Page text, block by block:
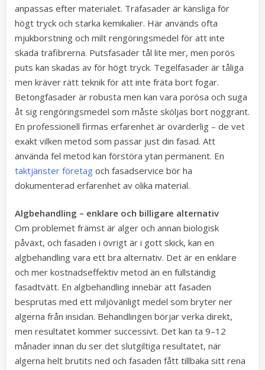
anpassas efter materialet. Träfasader är känsliga för
högt tryck och starka kemikalier. Här används ofta
mjukborstning och milt rengöringsmedel för att inte
skada träfibrerna. Putsfasader tål lite mer, men porös
puts kan skadas av för högt tryck. Tegelfasader är tåliga
men kräver rätt teknik för att inte fräta bort fogar.
Betongfasader är robusta men kan vara porösa och suga
åt sig rengöringsmedel som måste sköljas bort noggrant.
En professionell firmas erfarenhet är ovärderlig – de vet
exakt vilken metod som passar just din fasad. Att
använda fel metod kan förstöra ytan permanent. En
taktjänster företag och fasadservice bör ha
dokumenterad erfarenhet av olika material.
Algbehandling – enklare och billigare alternativ
Om problemet främst är alger och annan biologisk
påväxt, och fasaden i övrigt är i gott skick, kan en
algbehandling vara ett bra alternativ. Det är en enklare
och mer kostnadseffektiv metod än en fullständig
fasadtvätt. En algbehandling innebär att fasaden
besprutas med ett miljövänligt medel som bryter ner
algerna från insidan. Behandlingen börjar verka direkt,
men resultatet kommer successivt. Det kan ta 9–12
månader innan du ser det slutgiltiga resultatet, när
algerna helt brutits ned och fasaden fått tillbaka sitt rena